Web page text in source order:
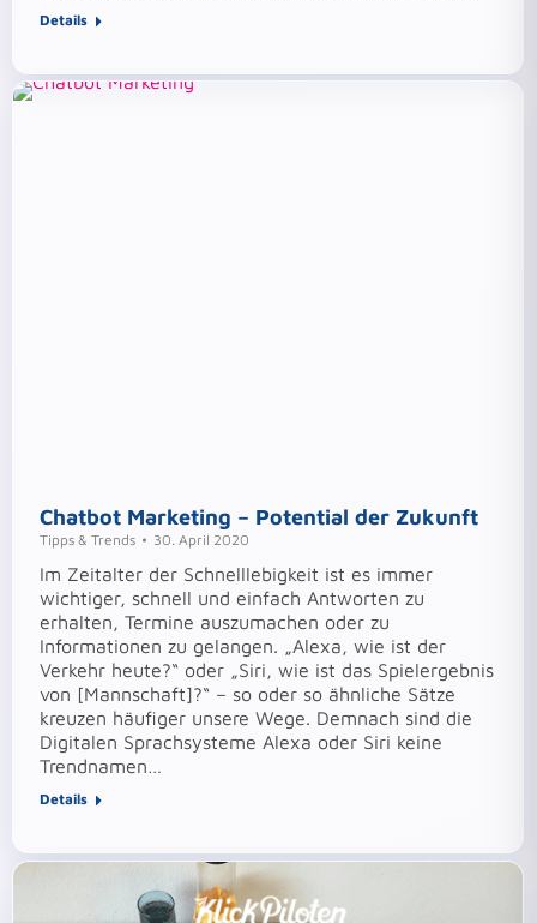
Details
Chatbot Marketing – Potential der Zukunft
Tipps & Trends 30. April 2020
Im Zeitalter der Schnelllebigkeit ist es immer
wichtiger, schnell und einfach Antworten zu
erhalten, Termine auszumachen oder zu
Informationen zu gelangen. „Alexa, wie ist der
Verkehr heute?“ oder „Siri, wie ist das Spielergebnis
von [Mannschaft]?“ – so oder so ähnliche Sätze
kreuzen häufiger unsere Wege. Demnach sind die
Digitalen Sprachsysteme Alexa oder Siri keine
Trendnamen…
Details